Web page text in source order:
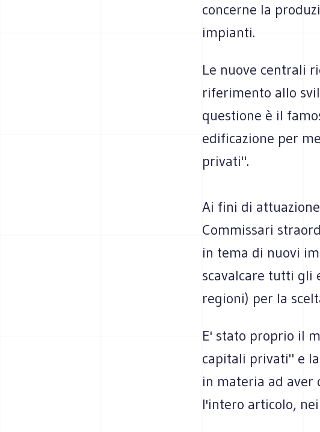
concerne la
impianti.
Le nuove centrali
riferimento allo
questione è il
edificazione per
privati".
Ai fini di
Commissari
in tema di nuovi
scavalcare tutti gli
regioni) per la
E' stato proprio il
capitali privati" e
in materia ad aver
l'intero articolo,